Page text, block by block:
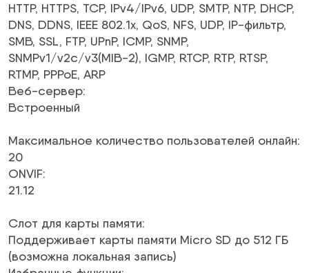
HTTP, HTTPS, TCP, IPv4/IPv6, UDP, SMTP, NTP, DHCP,
DNS, DDNS, IEEE 802.1x, QoS, NFS, UDP, IP-фильтр,
SMB, SSL, FTP, UPnP, ICMP, SNMP,
SNMPv1/v2c/v3(MIB-2), IGMP, RTCP, RTP, RTSP,
RTMP, PPPoE, ARP
Веб-сервер:
Встроенный
Максимальное количество пользователей онлайн:
20
ONVIF:
21.12
Слот для карты памяти:
Поддерживает карты памяти Micro SD до 512 ГБ
(возможна локальная запись)